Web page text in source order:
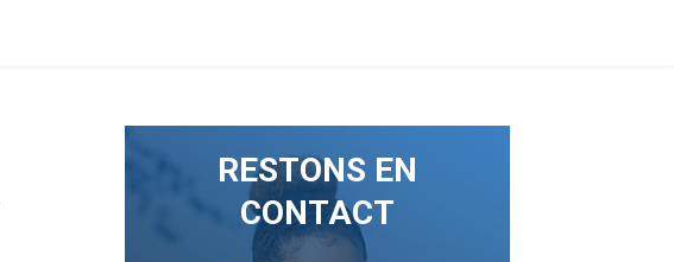
RESTONS EN
CONTACT